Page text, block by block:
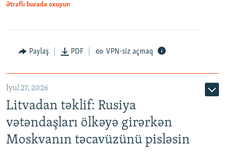
Ətraflı burada oxuyun
Paylaş PDF VPN-siz açmaq
İyul 27, 2026
Litvadan təklif: Rusiya
vətəndaşları ölkəyə girərkən
Moskvanın təcavüzünü pisləsin